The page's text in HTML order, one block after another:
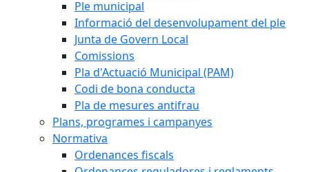
Ple municipal
Informació del desenvolupament del ple
Junta de Govern Local
Comissions
Pla d'Actuació Municipal (PAM)
Codi de bona conducta
Pla de mesures antifrau
Plans, programes i campanyes
Normativa
Ordenances fiscals